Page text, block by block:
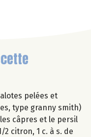
pelées et
type granny smith)
câpres et le persil
2 citron, 1 c. à s. de